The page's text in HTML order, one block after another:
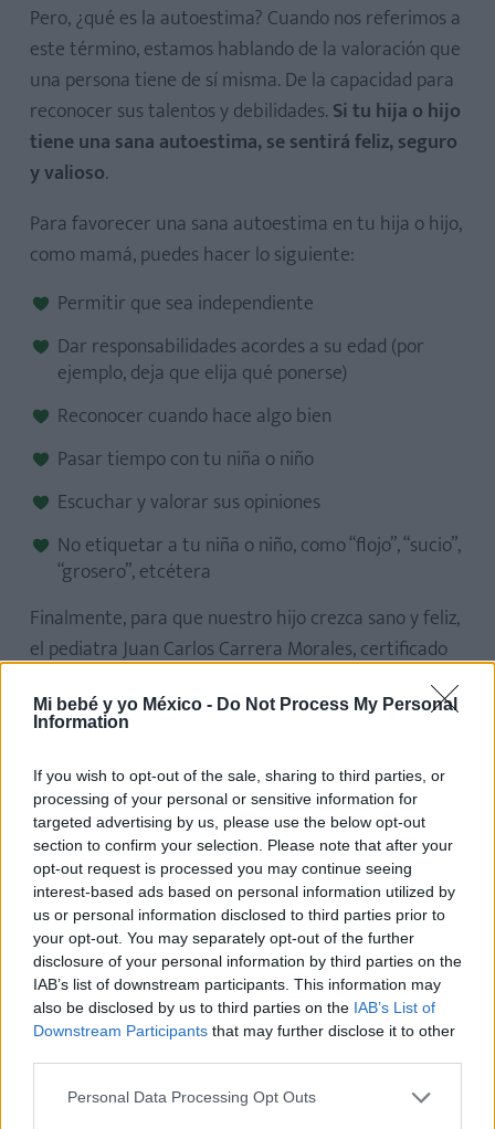
Mi bebé y yo México - Do Not Process My Personal
Information
If you wish to opt-out of the sale, sharing to third parties, or
processing of your personal or sensitive information for
targeted advertising by us, please use the below opt-out
section to confirm your selection. Please note that after your
opt-out request is processed you may continue seeing
interest-based ads based on personal information utilized by
us or personal information disclosed to third parties prior to
your opt-out. You may separately opt-out of the further
disclosure of your personal information by third parties on the
IAB’s list of downstream participants. This information may
also be disclosed by us to third parties on the IAB’s List of
Downstream Participants that may further disclose it to other
Personal Data Processing Opt Outs
Pero, ¿qué es la autoestima? Cuando nos referimos a
este término, estamos hablando de la valoración que
una persona tiene de sí misma. De la capacidad para
reconocer sus talentos y debilidades. Si tu hija o hijo
tiene una sana autoestima, se sentirá feliz, seguro
y valioso.
Para favorecer una sana autoestima en tu hija o hijo,
como mamá, puedes hacer lo siguiente:
Permitir que sea independiente
Dar responsabilidades acordes a su edad (por
ejemplo, deja que elija qué ponerse)
Reconocer cuando hace algo bien
Pasar tiempo con tu niña o niño
Escuchar y valorar sus opiniones
No etiquetar a tu niña o niño, como “flojo”, “sucio”,
“grosero”, etcétera
Finalmente, para que nuestro hijo crezca sano y feliz,
el pediatra Juan Carlos Carrera Morales, certificado
por el Consejo Mexicano de Pediatría, recomienda a
los padres de familianunca obligar a sus hijos a
Saludar de beso.Sean familiares o amigos,si tu
hija o hijo no quiere saludar de beso ¡No lo
obligues! No quites al niño el poder de decidir si
quiere o no hacerlo. Obligarlo puede traer
consecuencias negativas para su personalidad.
Permanecer quieto.Los niños necesitan moverse.
No obligues a tu peque a permanecer sentado
en un lugar. Tampoco lo castigues o amenaces
si no lo hace.Conforme los niños crecen logran
más tiempo sentados. Eso no significa dejar de
poner límites, peromoverse es parte del
desarrollo de los niños. Si tienes que ir un lugar